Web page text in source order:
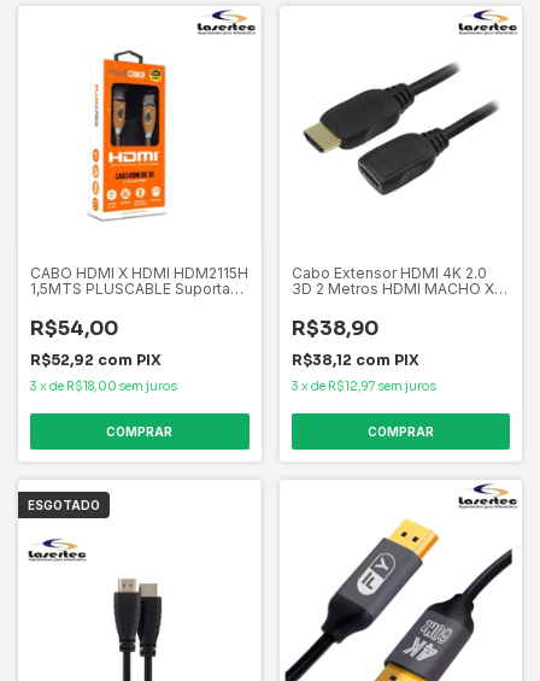
CABO HDMI X HDMI HDM2115H
1,5MTS PLUSCABLE Suporta
(8K)
R$54,00
R$52,92 com PIX
3 x de R$18,00 sem juros
Cabo Extensor HDMI 4K 2.0
3D 2 Metros HDMI MACHO X
R$38,90
R$38,12 com PIX
3 x de R$12,97 sem juros
ESGOTADO